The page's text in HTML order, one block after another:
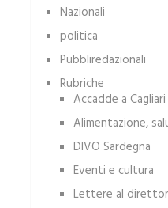
Nazionali
politica
Pubbliredazionali
Rubriche
Accadde a Cagliari
Alimentazione,
DIVO Sardegna
Eventi e cultura
Lettere al